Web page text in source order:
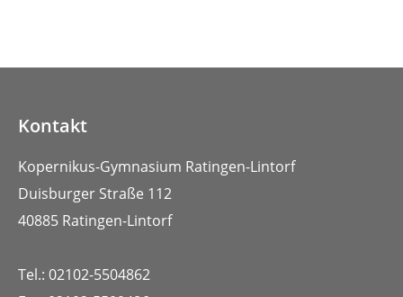
Kontakt
Kopernikus-Gymnasium Ratingen-Lintorf
Duisburger Straße 112
40885 Ratingen-Lintorf
Tel.: 02102-5504862